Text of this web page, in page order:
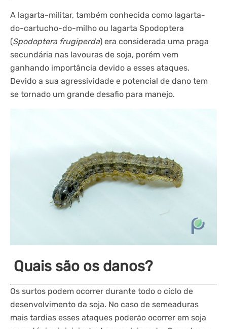
A lagarta-militar, também conhecida como lagarta-
do-cartucho-do-milho ou lagarta Spodoptera
(Spodoptera frugiperda) era considerada uma praga
secundária nas lavouras de soja, porém vem
ganhando importância devido a esses ataques.
Devido a sua agressividade e potencial de dano tem
se tornado um grande desafio para manejo.
Quais são os danos?
Os surtos podem ocorrer durante todo o ciclo de
desenvolvimento da soja. No caso de semeaduras
mais tardias esses ataques poderão ocorrer em soja